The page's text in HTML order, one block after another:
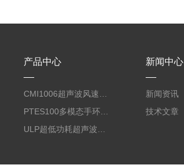
产品中心 新闻中心
新闻资讯
技术文章